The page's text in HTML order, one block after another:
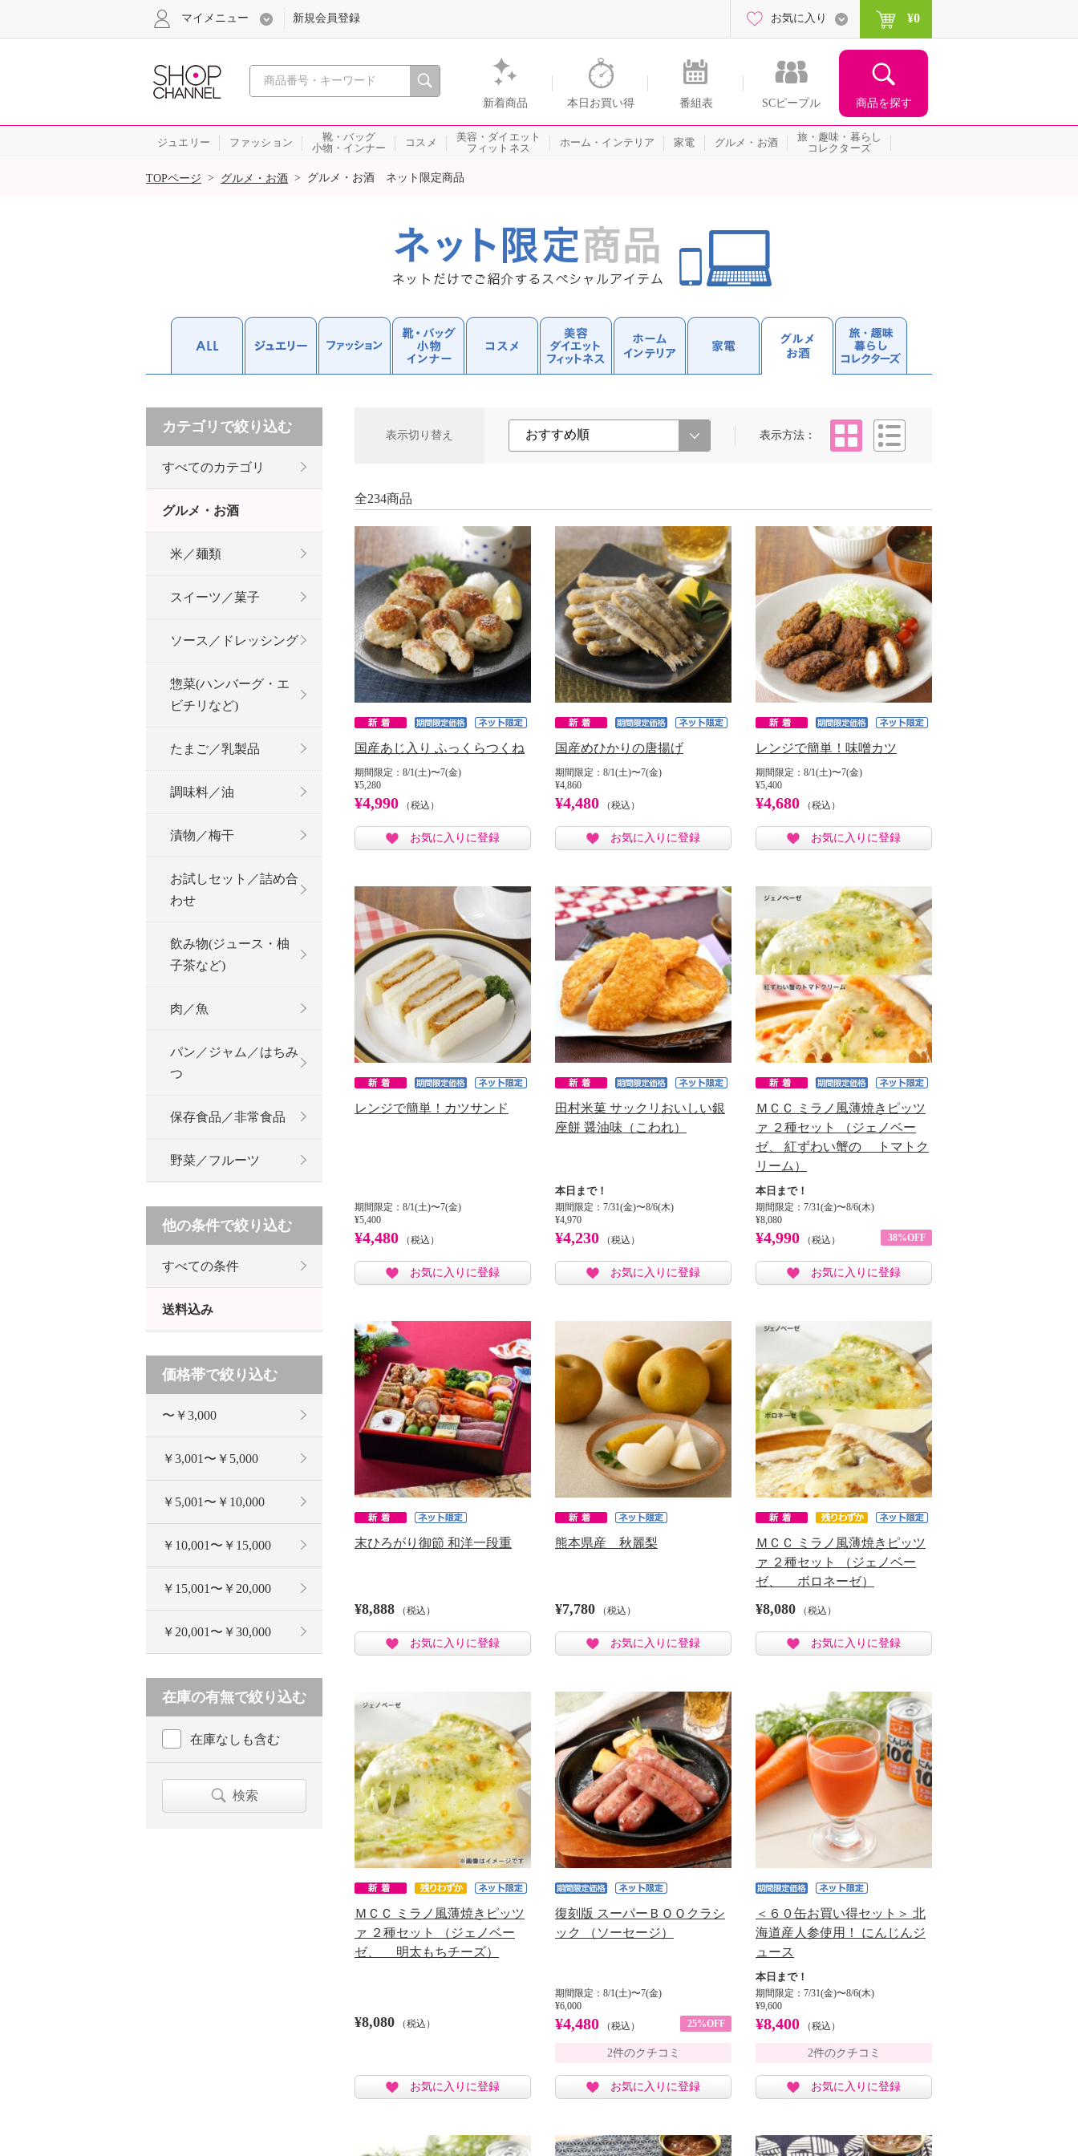
心おどる、瞬間を。通販・テレビショッピングのショップチャンネル
新着商品 本日お買い得 番組表 SCピープル 商品を探す
マイメニュー 新規会員登録 お気に入り ¥0
ジュエリー ファッション
靴・バッグ
小物・インナー
コスメ
美容・ダイエット
フィットネス
ホーム・インテリア 家電 グルメ・お酒
旅・趣味・暮らし
コレクターズ
SALE
TOPページ > グルメ・お酒 > グルメ・お酒 ネット限定商品
表示切り替え 表示方法
タイル
全234商品
国産あじ入り ふっくらつくね
期間限定：8/1(土)〜7(金)
¥5,280
¥4,990 （税込）
お気に入りに登録
国産めひかりの唐揚げ
期間限定：8/1(土)〜7(金)
¥4,860
¥4,480 （税込）
お気に入りに登録
レンジで簡単！味噌カツ
期間限定：8/1(土)〜7(金)
¥5,400
¥4,680 （税込）
お気に入りに登録
レンジで簡単！カツサンド
期間限定：8/1(土)〜7(金)
¥5,400
¥4,480 （税込）
お気に入りに登録
田村米菓 サックリおいしい銀
座餅 醤油味（こわれ）
本日まで！
期間限定：7/31(金)〜8/6(木)
¥4,970
¥4,230 （税込）
お気に入りに登録
ＭＣＣ ミラノ風薄焼きピッツ
ァ ２種セット （ジェノベー
ゼ、 紅ずわい蟹の トマトク
リーム）
本日まで！
期間限定：7/31(金)〜8/6(木)
¥8,080
¥4,990 （税込） 38%OFF
お気に入りに登録
末ひろがり御節 和洋一段重
¥8,888 （税込）
お気に入りに登録
熊本県産 秋麗梨
¥7,780 （税込）
お気に入りに登録
ＭＣＣ ミラノ風薄焼きピッツ
ァ ２種セット （ジェノベー
ゼ、 ボロネーゼ）
¥8,080 （税込）
お気に入りに登録
ＭＣＣ ミラノ風薄焼きピッツ
ァ ２種セット （ジェノベー
ゼ、 明太もちチーズ）
¥8,080 （税込）
お気に入りに登録
復刻版 スーパーＢＯＯクラシ
ック （ソーセージ）
期間限定：8/1(土)〜7(金)
¥6,000
¥4,480 （税込） 25%OFF
2件のクチコミ
お気に入りに登録
＜６０缶お買い得セット＞ 北
海道産人参使用！ にんじんジ
ュース
本日まで！
期間限定：7/31(金)〜8/6(木)
¥9,600
¥8,400 （税込）
2件のクチコミ
お気に入りに登録
カテゴリで絞り込む
すべてのカテゴリ
グルメ・お酒
米／麺類
スイーツ／菓子
ソース／ドレッシング
惣菜(ハンバーグ・エ
ビチリなど)
たまご／乳製品
調味料／油
漬物／梅干
お試しセット／詰め合
わせ
飲み物(ジュース・柚
子茶など)
肉／魚
パン／ジャム／はちみ
つ
保存食品／非常食品
野菜／フルーツ
他の条件で絞り込む
すべての条件
送料込み
価格帯で絞り込む
〜￥3,000
￥3,001〜￥5,000
￥5,001〜￥10,000
￥10,001〜￥15,000
￥15,001〜￥20,000
￥20,001〜￥30,000
在庫の有無で絞り込む
在庫なしも含む
検索